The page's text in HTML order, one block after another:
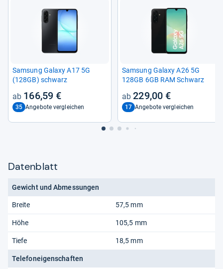
Sam­sung Galaxy A17 5G
(128GB) schwarz
166,59 €
35 Angebote vergleichen
Sam­sung Galaxy A26 5G
128GB 6GB RAM Schwarz
229,00 €
17 Angebote vergleichen
Datenblatt
Gewicht und Abmessungen
Breite 57,5 mm
Höhe 105,5 mm
Tiefe 18,5 mm
Telefoneigenschaften